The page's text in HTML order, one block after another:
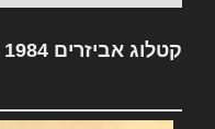
קטלוג אביזרים Jeep 1984